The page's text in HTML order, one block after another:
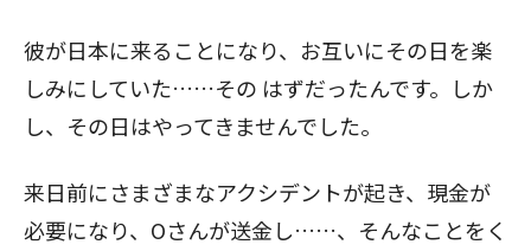
彼が日本に来ることになり、お互いにその日を楽
しみにしていた……その はずだったんです。しか
し、その日はやってきませんでした。
来日前にさまざまなアクシデントが起き、現金が
必要になり、Oさんが送金し……、そんなことをく